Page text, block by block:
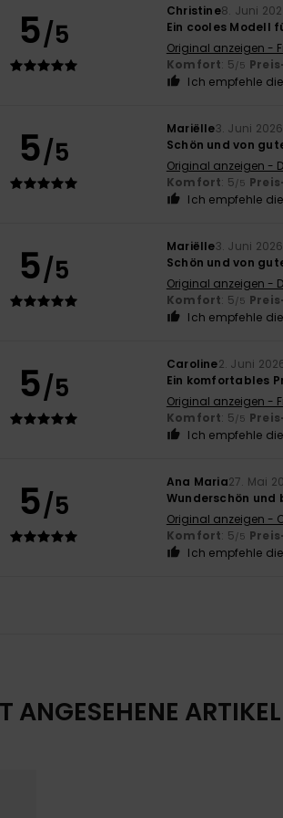
5/5
Christine8. Juni
Ein cooles Modell
Original anzeigen -
Komfort: 5 /5
Ich empfehle
5/5
Mariëlle3. Juni 2026
Schön und von
Original anzeigen -
Komfort: 5 /5
Ich empfehle
5/5
Mariëlle3. Juni 2026
Schön und von
Original anzeigen -
Komfort: 5 /5
Ich empfehle
5/5
Caroline2. Juni
Ein komfortables
Original anzeigen -
Komfort: 5 /5
Ich empfehle
5/5
Ana Maria27. Mai
Wunderschön und
Original anzeigen -
Komfort: 5 /5
Ich empfehle
ANGESEHENE ARTIKEL